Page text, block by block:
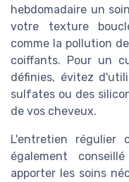
hebdomadaire un
votre texture
comme la pollution
coiffants. Pour un
définies, évitez
sulfates ou des
de vos cheveux.
L'entretien régulier
également
apporter les soins